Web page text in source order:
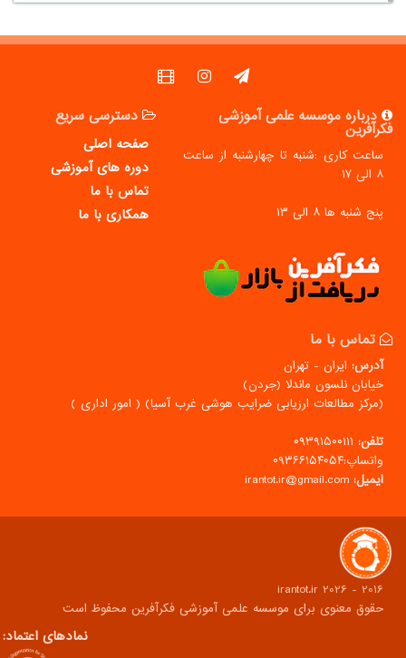
درباره موسسه علمی آموزشی
فکرآفرین
ساعت کاری :شنبه تا چهارشنبه از ساعت
۸ الی ۱۷
پنج شنبه ها ۸ الی ۱۳
دسترسی سریع
صفحه اصلی
دوره های آموزشی
تماس با ما
همکاری با ما
تماس با ما
آدرس: ایران - تهران
خیابان نلسون ماندلا (جردن)
(مركز مطالعات ارزیابی ضرایب هوشی غرب آسیا) ( امور اداری )
تلفن: ۰۹۳۹۱۵۰۰۱۱۱
واتساپ:۰۹۳۶۶۱۵۴۰۵۴
ایمیل: irantot.ir@gmail.com
2016 - 2026 irantot.ir
حقوق معنوی برای موسسه علمی آموزشی فکرآفرین محفوظ است
نمادهای اعتماد: